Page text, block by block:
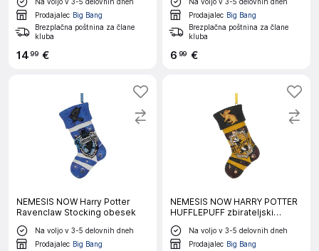
Prodajalec Big Bang
Brezplačna poštnina za člane
kluba
1499 €
Prodajalec Big Bang
Brezplačna poštnina za člane
kluba
6 99 €
NEMESIS NOW Harry Potter
Ravenclaw Stocking obesek
Na voljo v 3-5 delovnih dneh
Prodajalec Big Bang
NEMESIS NOW HARRY POTTER
HUFFLEPUFF zbirateljski
okrasek
Na voljo v 3-5 delovnih dneh
Prodajalec Big Bang